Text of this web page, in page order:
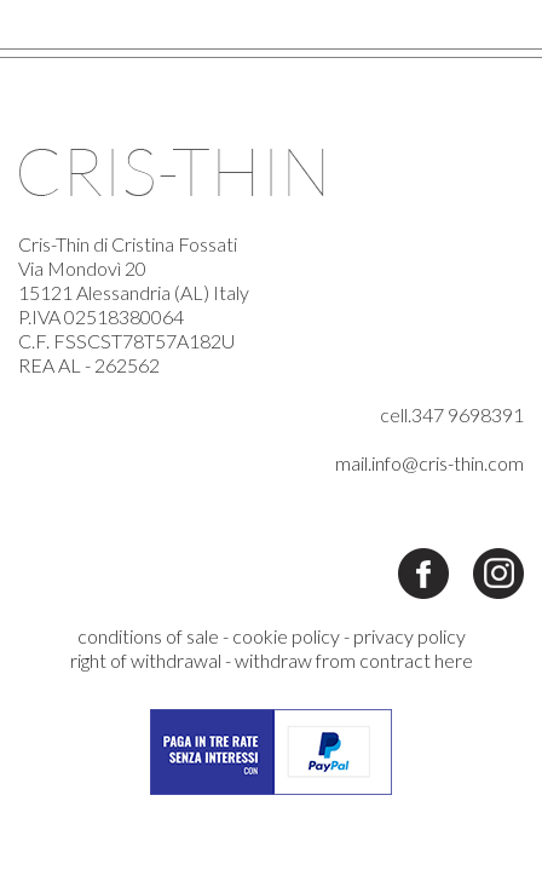
Cris-Thin di Cristina Fossati
Via Mondovì 20
15121 Alessandria (AL) Italy
P.IVA 02518380064
C.F. FSSCST78T57A182U
REA AL - 262562
cell.347 9698391
mail.info@cris-thin.com
conditions of sale - cookie policy- privacy policy
right of withdrawal -withdraw from contract here